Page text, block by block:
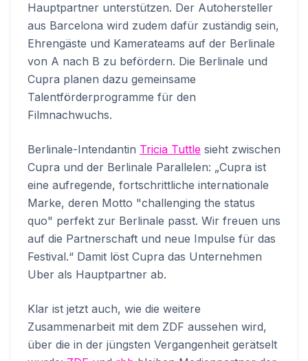
Hauptpartner unterstützen. Der Autohersteller
aus Barcelona wird zudem dafür zuständig sein,
Ehrengäste und Kamerateams auf der Berlinale
von A nach B zu befördern. Die Berlinale und
Cupra planen dazu gemeinsame
Talentförderprogramme für den
Filmnachwuchs.
Berlinale-Intendantin Tricia Tuttle sieht zwischen
Cupra und der Berlinale Parallelen: „Cupra ist
eine aufregende, fortschrittliche internationale
Marke, deren Motto "challenging the status
quo" perfekt zur Berlinale passt. Wir freuen uns
auf die Partnerschaft und neue Impulse für das
Festival.“ Damit löst Cupra das Unternehmen
Uber als Hauptpartner ab.
Klar ist jetzt auch, wie die weitere
Zusammenarbeit mit dem ZDF aussehen wird,
über die in der jüngsten Vergangenheit gerätselt